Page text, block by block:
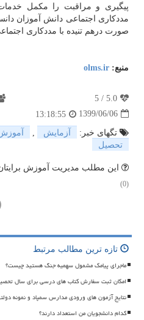
پیگیری و مراقبت را مکمل
مددکاری اجتماعی دانش آموزان
صورت درهم تنیده با مددکاری
منبع: olms.ir
5.0
/
5
1399/06/06
13:18:55
تگهای خبر:
آزمایش ,
تحصیل
این مطلب مدیریت آموزش
(0)
تازه ترین مطالب مرتبط
ماجرای پیامک مشمول سهمیه جنگ هستید چیست؟
امکان ثبت سفارش کتاب های درسی برای سال تحصیلی
نتایج آزمون های ورودی مدارس سمپاد و نمونه
کدام دانشجویان من استعداد دارند؟